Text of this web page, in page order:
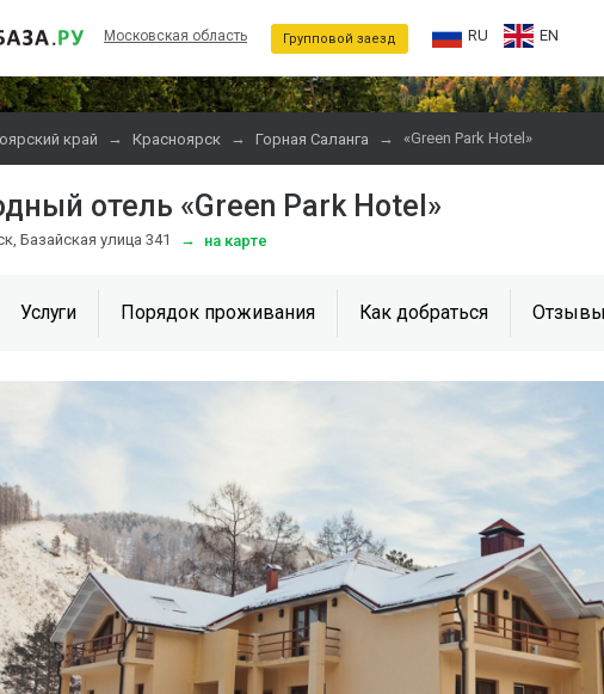
Московская область Групповой заезд RU EN
край → Красноярск → Горная Саланга → «Green Park Hotel»
отель «Green Park Hotel»
Базайская улица 341 → на карте
Услуги Порядок проживания Как добраться Отзывы